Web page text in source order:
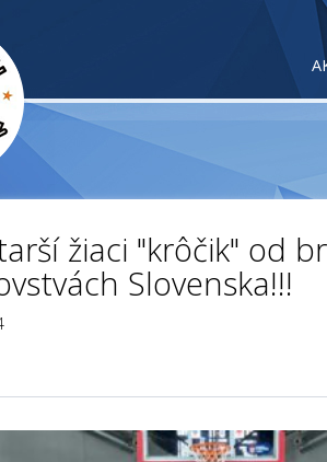
žiaci "krôčik" od
Slovenska!!!